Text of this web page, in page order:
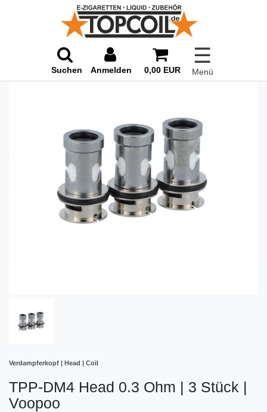
Suchen Anmelden 0,00 EUR
☰
Menü
Verdampferkopf | Head | Coil
TPP-DM4 Head 0.3 Ohm | 3 Stück |
Voopoo